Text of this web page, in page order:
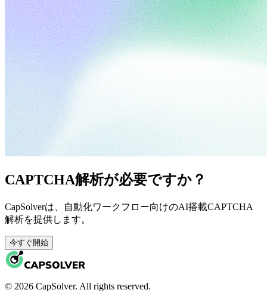
CAPTCHA解析が必要ですか？
CapSolverは、自動化ワークフロー向けのAI搭載CAPTCHA
解析を提供します。
今すぐ開始
© 2026 CapSolver. All rights reserved.